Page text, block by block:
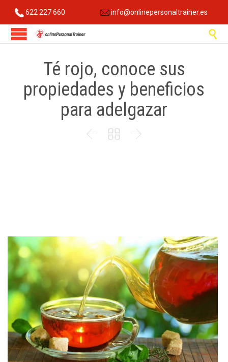
622 227 660 info@onlinepersonaltrainer.es

Té rojo, conoce sus
propiedades y beneficios
para adelgazar
  